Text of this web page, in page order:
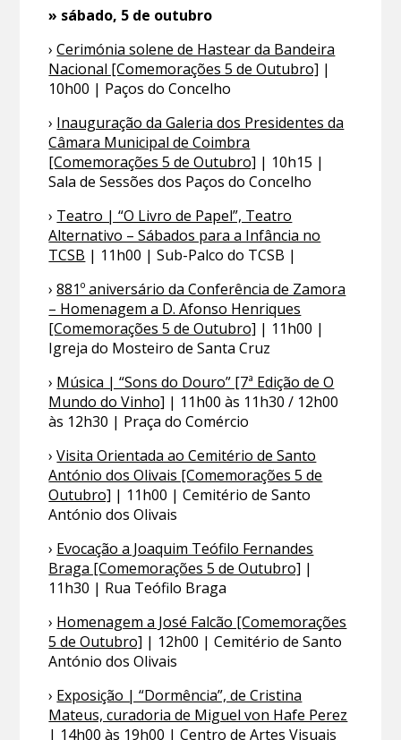
» sábado, 5 de outubro
›Cerimónia solene de Hastear da Bandeira
Nacional [Comemorações 5 de Outubro] |
10h00 | Paços do Concelho
› Inauguração da Galeria dos Presidentes da
Câmara Municipal de Coimbra
[Comemorações 5 de Outubro] | 10h15 |
Sala de Sessões dos Paços do Concelho
› Teatro | “O Livro de Papel”, Teatro
Alternativo – Sábados para a Infância no
TCSB | 11h00 | Sub-Palco do TCSB |
›881º aniversário da Conferência de Zamora
– Homenagem a D. Afonso Henriques
[Comemorações 5 de Outubro] | 11h00 |
Igreja do Mosteiro de Santa Cruz
› Música | “Sons do Douro” [7ª Edição de O
Mundo do Vinho] | 11h00 às 11h30 / 12h00
às 12h30 | Praça do Comércio
›Visita Orientada ao Cemitério de Santo
António dos Olivais [Comemorações 5 de
Outubro] | 11h00 | Cemitério de Santo
António dos Olivais
› Evocação a Joaquim Teófilo Fernandes
Braga [Comemorações 5 de Outubro] |
11h30 | Rua Teófilo Braga
› Homenagem a José Falcão [Comemorações
5 de Outubro] | 12h00 | Cemitério de Santo
António dos Olivais
› Exposição | “Dormência”, de Cristina
Mateus, curadoria de Miguel von Hafe Perez
| 14h00 às 19h00 | Centro de Artes Visuais